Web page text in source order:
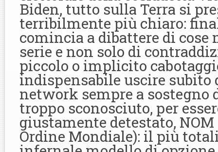
Biden, tutto sulla Terra si
terribilmente più chiaro:
comincia a dibattere di cose
serie e non solo di
piccolo o implicito
indispensabile uscire subito
network sempre a sostegno
troppo sconosciuto, per
giustamente detestato,
Ordine Mondiale): il più